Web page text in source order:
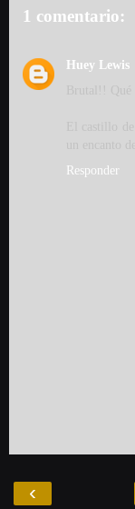
1 comentario:
Huey Lewis
Responder
‹